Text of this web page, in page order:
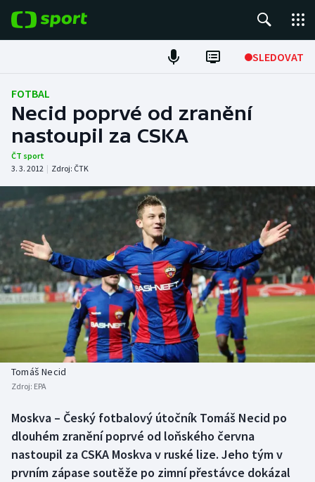
SLEDOVAT
Fotbal
Hokej
Tenis
Atletika
Cyklistika
DALŠÍ SPORTY
Americký fotbal
Baseball a softbal
Basketbal
Biatlon
Boby a skeleton
Box
NEPŘEHLÉDNĚTE
Historické návraty
Aplikace ČT sport
AZ kvíz
FOTBAL
Necid poprvé od zranění
nastoupil za CSKA
ČT sport
3. 3. 2012 | Zdroj: ČTK
Tomáš Necid
Zdroj: EPA
Moskva – Český fotbalový útočník Tomáš Necid po
dlouhém zranění poprvé od loňského června
nastoupil za CSKA Moskva v ruské lize. Jeho tým v
prvním zápase soutěže po zimní přestávce dokázal